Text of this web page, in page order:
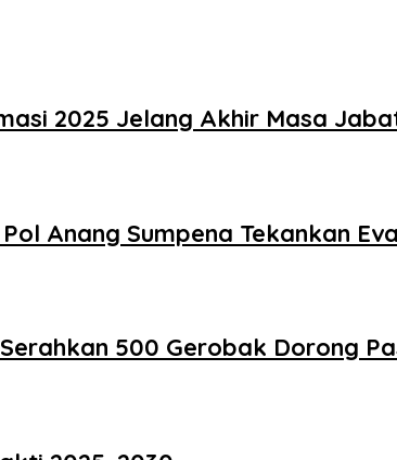
2025 Jelang Akhir Masa
Anang Sumpena Tekankan
500 Gerobak Dorong